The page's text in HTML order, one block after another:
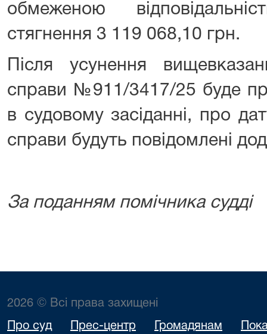
обмеженою
стягнення 3 119 068,10 грн.
Після усунення
справи №911/3417/25 буде
в судовому засіданні, про
справи будуть повідомлені
За поданням помічника судді
2026 © Всі права захищені
Про суд Прес-центр Громадянам